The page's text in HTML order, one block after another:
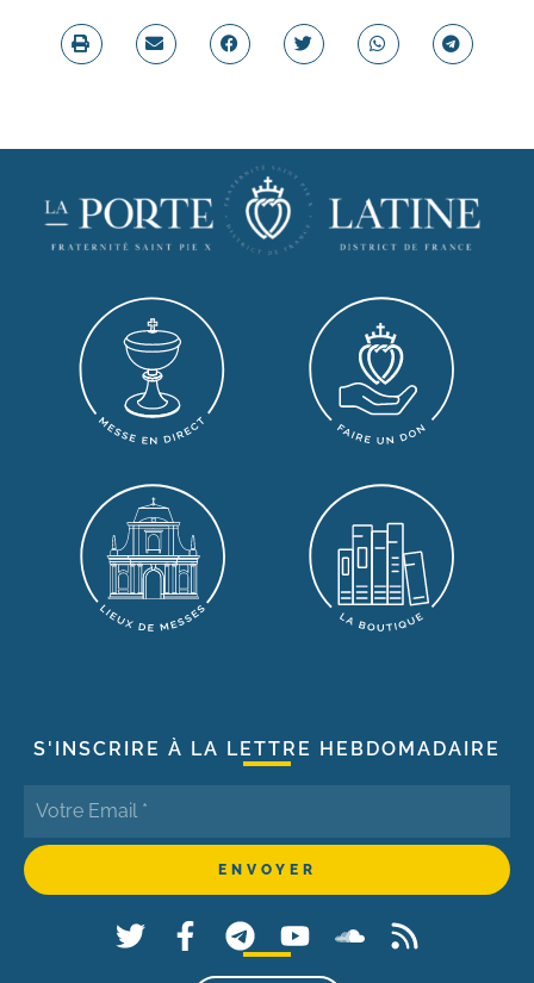
S'INSCRIRE À LA LETTRE HEBDOMADAIRE